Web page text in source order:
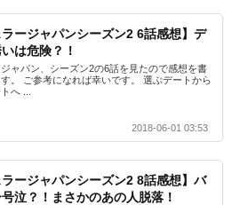
ラージャパンシーズン2 6話感想】デ
は危険？！
ャパン、シーズン2の6話を見たので感想を書
。 ご参考になれば幸いです。 選ぶデートから
へ ...
2018-06-01 03:53
ラージャパンシーズン2 8話感想】バ
泣？！まさかのあの人脱落！